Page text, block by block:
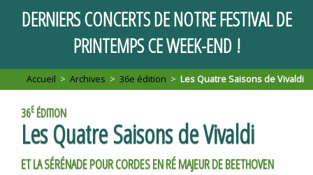
DERNIERSCONCERTSDENOTREFESTIVALDE
PRINTEMPSCEWEEK-END !
Accueil >Archives >36e édition >Les Quatre Saisons de Vivaldi
36E ÉDITION
Les Quatre Saisons de Vivaldi
ET LA SÉRÉNADE POUR CORDES EN RÉ MAJEUR DE BEETHOVEN